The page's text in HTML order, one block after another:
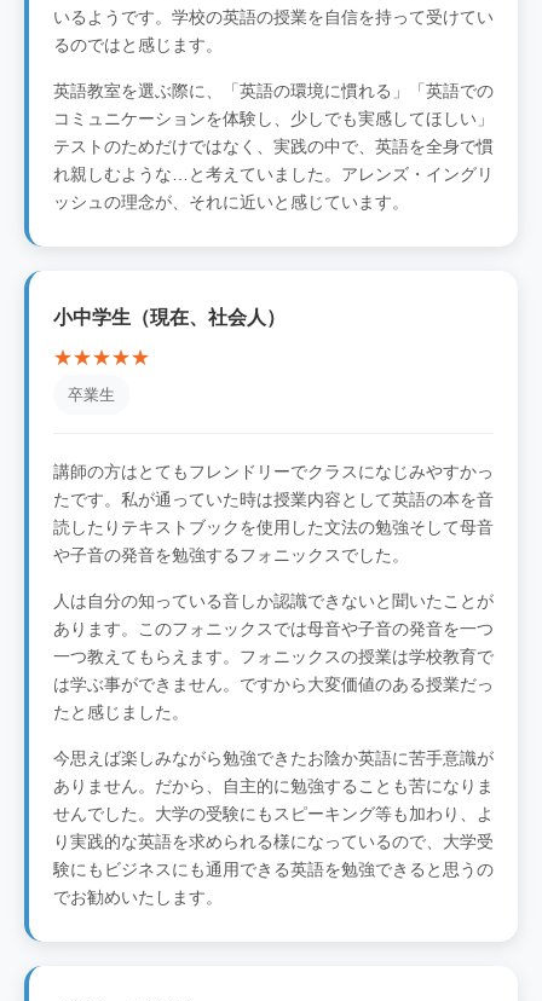
いるようです。学校の英語の授業を自信を持って受けてい
るのではと感じます。
英語教室を選ぶ際に、「英語の環境に慣れる」「英語での
コミュニケーションを体験し、少しでも実感してほしい」
テストのためだけではなく、実践の中で、英語を全身で慣
れ親しむような…と考えていました。アレンズ・イングリ
ッシュの理念が、それに近いと感じています。
小中学生（現在、社会人）
★★★★★
卒業生
講師の方はとてもフレンドリーでクラスになじみやすかっ
たです。私が通っていた時は授業内容として英語の本を音
読したりテキストブックを使用した文法の勉強そして母音
や子音の発音を勉強するフォニックスでした。
人は自分の知っている音しか認識できないと聞いたことが
あります。このフォニックスでは母音や子音の発音を一つ
一つ教えてもらえます。フォニックスの授業は学校教育で
は学ぶ事ができません。ですから大変価値のある授業だっ
たと感じました。
今思えば楽しみながら勉強できたお陰か英語に苦手意識が
ありません。だから、自主的に勉強することも苦になりま
せんでした。大学の受験にもスピーキング等も加わり、よ
り実践的な英語を求められる様になっているので、大学受
験にもビジネスにも通用できる英語を勉強できると思うの
でお勧めいたします。